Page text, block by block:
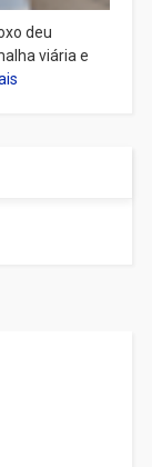
deu
viária e